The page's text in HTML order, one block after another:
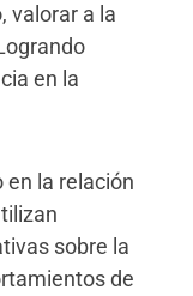
valorar a la
en la
en la relación
sobre la
de